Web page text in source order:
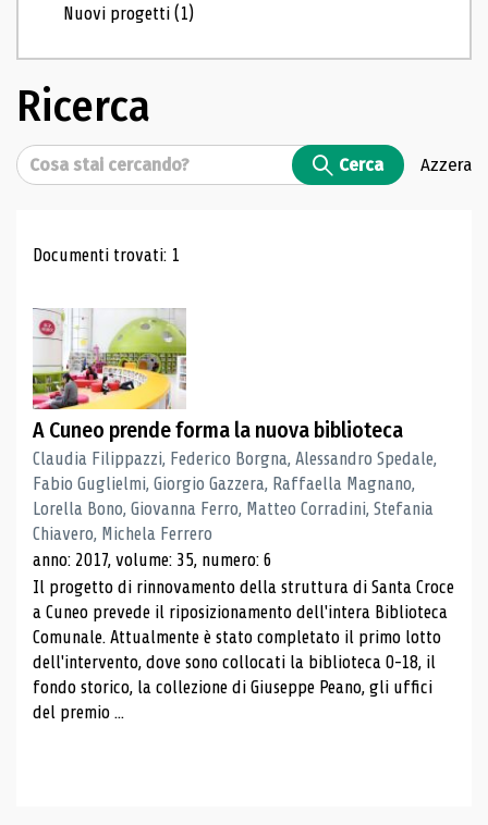
Nuovi progetti(1)
Ricerca
Cerca Cerca Azzera
Risultati di ricerca
Documenti trovati: 1
A Cuneo prende forma la nuova biblioteca
Claudia Filippazzi, Federico Borgna, Alessandro Spedale,
Fabio Guglielmi, Giorgio Gazzera, Raffaella Magnano,
Lorella Bono, Giovanna Ferro, Matteo Corradini, Stefania
Chiavero, Michela Ferrero
anno: 2017, volume: 35, numero: 6
Il progetto di rinnovamento della struttura di Santa Croce
a Cuneo prevede il riposizionamento dell'intera Biblioteca
Comunale. Attualmente è stato completato il primo lotto
dell'intervento, dove sono collocati la biblioteca 0-18, il
fondo storico, la collezione di Giuseppe Peano, gli uffici
del premio ...